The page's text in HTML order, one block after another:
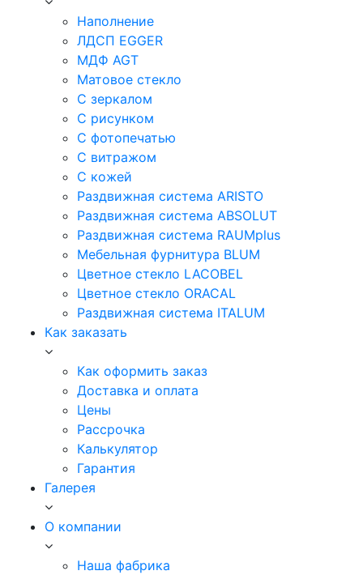
Наполнение
ЛДСП EGGER
МДФ AGT
Матовое стекло
С зеркалом
С рисунком
С фотопечатью
С витражом
С кожей
Раздвижная система ARISTO
Раздвижная система ABSOLUT
Раздвижная система RAUMplus
Мебельная фурнитура BLUM
Цветное стекло LACOBEL
Цветное стекло ORACAL
Раздвижная система ITALUM
Как заказать
Как оформить заказ
Доставка и оплата
Цены
Рассрочка
Калькулятор
Гарантия
Галерея
О компании
Наша фабрика